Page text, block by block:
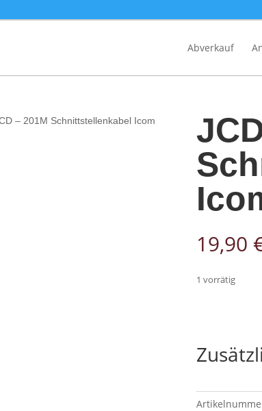
Abverkauf
– 201M Schnittstellenkabel Icom
19,90
1 vorrätig
201M
Menge